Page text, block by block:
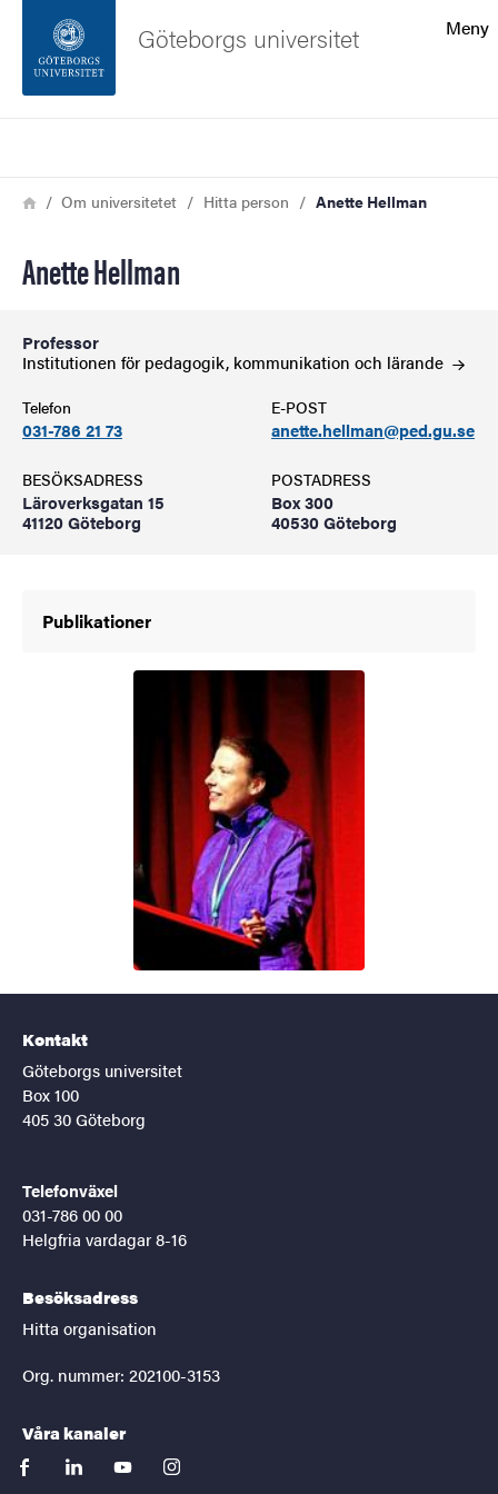
Sidfoten
Meny
Göteborgs universitet
Länkstig
HemOm universitetet Hitta person Anette Hellman
Anette Hellman
Professor
Institutionen för pedagogik, kommunikation och lärande
Telefon
031-786 21 73
E-POST
anette.hellman@ped.gu.se
BESÖKSADRESS
Läroverksgatan 15
41120 Göteborg
POSTADRESS
Box 300
40530 Göteborg
Publikationer
Kontakt
Göteborgs universitet
Box 100
405 30 Göteborg
Telefonväxel
031-786 00 00
Helgfria vardagar 8-16
Besöksadress
Hitta organisation
Org. nummer: 202100-3153
Våra kanaler
facebooklinkedinyoutubeinstagram